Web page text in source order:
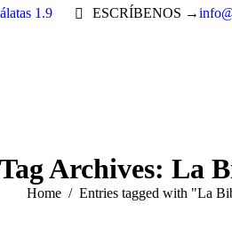
1.9 ESCRÍBENOS →
Tag Archives: La
You are here:
Home Entries tagged with "La